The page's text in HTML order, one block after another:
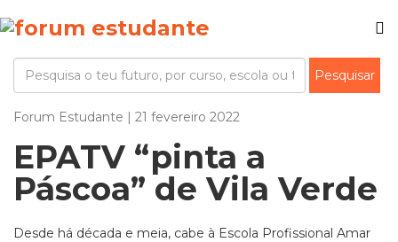
Forum Estudante | 21 fevereiro 2022
EPATV “pinta a
Páscoa” de Vila Verde
Desde há década e meia, cabe à Escola Profissional Amar